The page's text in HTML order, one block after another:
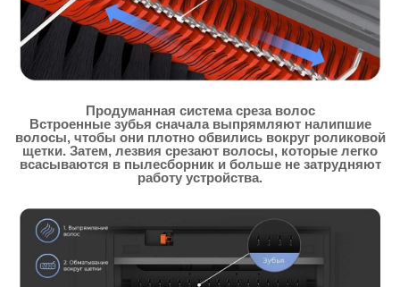
Продуманная система среза волос
Встроенные зубья сначала выпрямляют налипшие
волосы, чтобы они плотно обвились вокруг роликовой
щетки. Затем, лезвия срезают волосы, которые легко
всасываются в пылесборник и больше не затрудняют
работу устройства.